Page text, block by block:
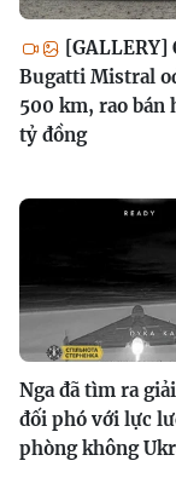
[GALLERY]
Bugatti Mistral
500 km, rao bán
tỷ đồng
Nga đã tìm ra
đối phó với lực
phòng không